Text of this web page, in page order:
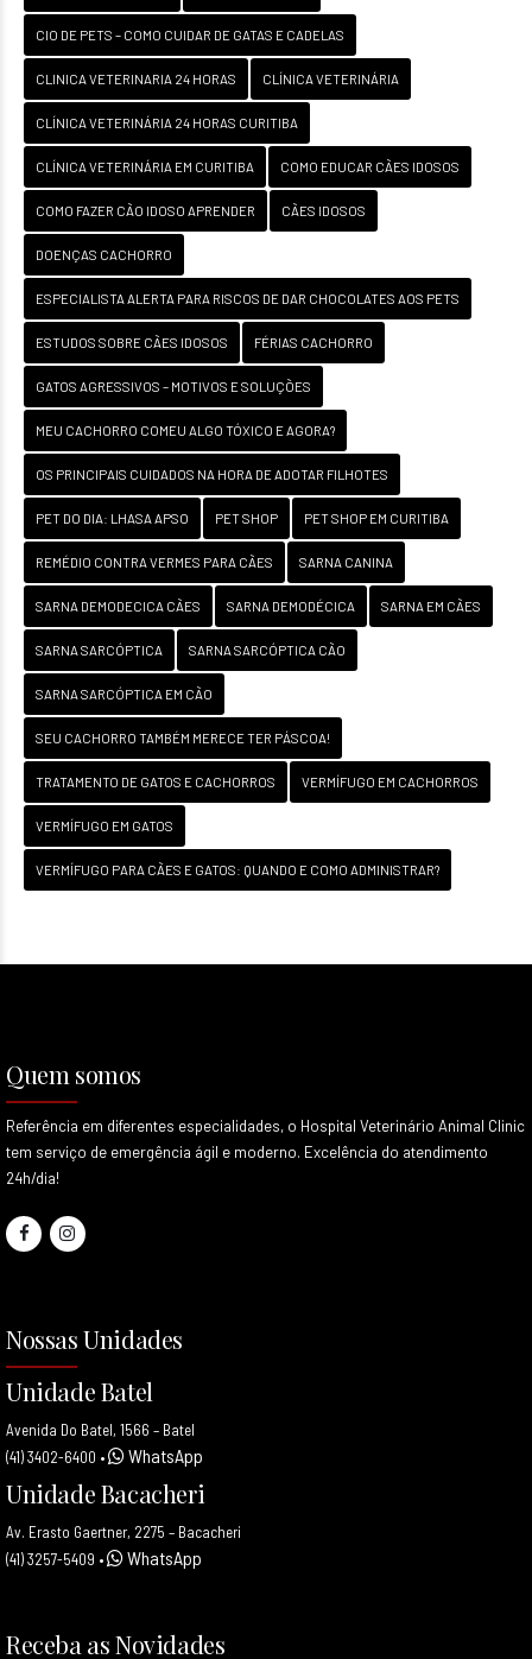
CIO DE PETS – COMO CUIDAR DE GATAS E CADELAS
CLINICA VETERINARIA 24 HORAS CLÍNICA VETERINÁRIA
CLÍNICA VETERINÁRIA 24 HORAS CURITIBA
CLÍNICA VETERINÁRIA EM CURITIBA COMO EDUCAR CÃES IDOSOS
COMO FAZER CÃO IDOSO APRENDER CÃES IDOSOS
DOENÇAS CACHORRO
ESPECIALISTA ALERTA PARA RISCOS DE DAR CHOCOLATES AOS PETS
ESTUDOS SOBRE CÃES IDOSOS FÉRIAS CACHORRO
GATOS AGRESSIVOS – MOTIVOS E SOLUÇÕES
MEU CACHORRO COMEU ALGO TÓXICO E AGORA?
OS PRINCIPAIS CUIDADOS NA HORA DE ADOTAR FILHOTES
PET DO DIA: LHASA APSO PET SHOP PET SHOP EM CURITIBA
REMÉDIO CONTRA VERMES PARA CÃES SARNA CANINA
SARNA DEMODECICA CÃES SARNA DEMODÉCICA SARNA EM CÃES
SARNA SARCÓPTICA SARNA SARCÓPTICA CÃO
SARNA SARCÓPTICA EM CÃO
SEU CACHORRO TAMBÉM MERECE TER PÁSCOA!
TRATAMENTO DE GATOS E CACHORROS VERMÍFUGO EM CACHORROS
VERMÍFUGO EM GATOS
VERMÍFUGO PARA CÃES E GATOS: QUANDO E COMO ADMINISTRAR?
Quem somos
Referência em diferentes especialidades, o Hospital Veterinário Animal Clinic
tem serviço de emergência ágil e moderno. Excelência do atendimento
24h/dia!
Nossas Unidades
Unidade Batel
Avenida Do Batel, 1566 – Batel
(41) 3402-6400 • WhatsApp
Unidade Bacacheri
Av. Erasto Gaertner, 2275 – Bacacheri
(41) 3257-5409 • WhatsApp
Receba as Novidades